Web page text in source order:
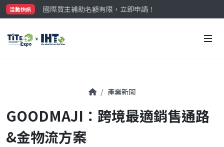
活動快訊
國際買主補助名額有限，立即申請！
參觀門票開放申請中‼️
國際買主補助名額有限，立即申請！
產業新聞
GOODMAJI：跨境最適銷售通路
&金物流方案